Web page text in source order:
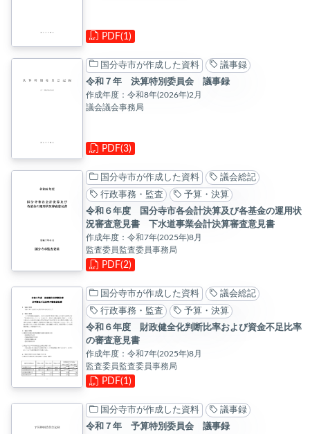
PDF(1)
国分寺市が作成した資料
議事録
令和７年 決算特別委員会 議事録
作成年度：令和8年(2026年)2月
議会議会事務局
PDF(3)
国分寺市が作成した資料
議会総記
行政事務・監査
予算・決算
令和６年度 国分寺市各会計決算及び各基金の運用状
況審査意見書 下水道事業会計決算審査意見書
作成年度：令和7年(2025年)8月
監査委員監査委員事務局
PDF(2)
国分寺市が作成した資料
議会総記
行政事務・監査
予算・決算
令和６年度 財政健全化判断比率および資金不足比率
の審査意見書
作成年度：令和7年(2025年)8月
監査委員監査委員事務局
PDF(1)
国分寺市が作成した資料
議事録
令和７年 予算特別委員会 議事録